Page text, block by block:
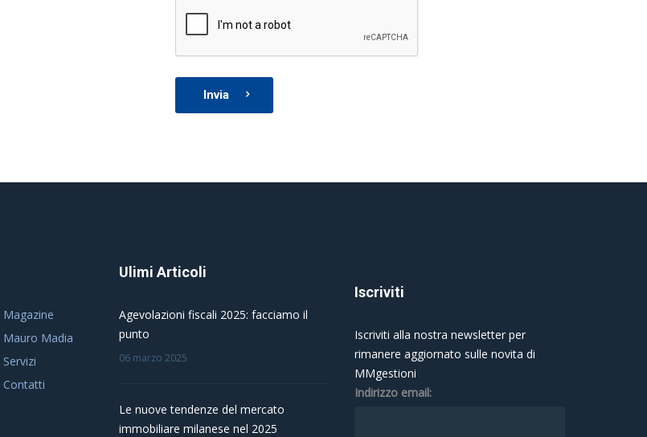
Invia
Magazine
Mauro Madia
Servizi
Contatti
Ulimi Articoli
Agevolazioni fiscali 2025: facciamo il
punto
06 marzo 2025
Le nuove tendenze del mercato
immobiliare milanese nel 2025
Iscriviti
Iscriviti alla nostra newsletter per
rimanere aggiornato sulle novita di
MMgestioni
Indirizzo email: